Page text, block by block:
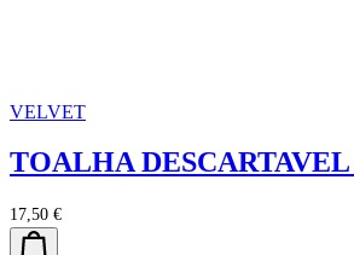
VELVET
TOALHA DESCARTAVEL
17,50 €